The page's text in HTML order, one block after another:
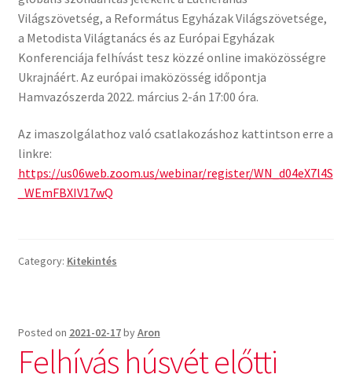
Világszövetség, a Református Egyházak Világszövetsége,
a Metodista Világtanács és az Európai Egyházak
Konferenciája felhívást tesz közzé online imaközösségre
Ukrajnáért. Az európai imaközösség időpontja
Hamvazószerda 2022. március 2-án 17:00 óra.
Az imaszolgálathoz való csatlakozáshoz kattintson erre a
linkre:
https://us06web.zoom.us/webinar/register/WN_d04eX7l4S
_WEmFBXIV17wQ
Category: Kitekintés
Posted on 2021-02-17byAron
Felhívás húsvét előtti